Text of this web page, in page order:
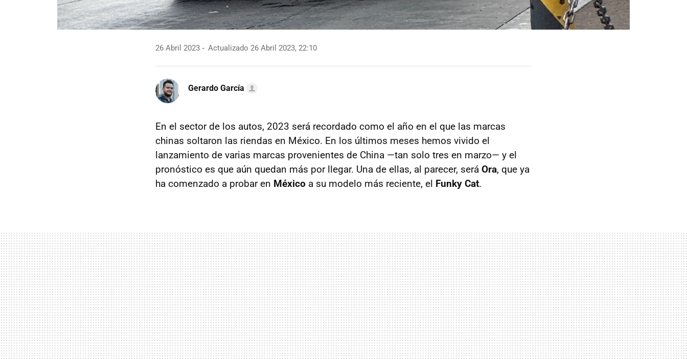
26 Abril 2023 Actualizado 26 Abril 2023, 22:10
Gerardo García
En el sector de los autos, 2023 será recordado como el año en el que las marcas
chinas soltaron las riendas en México. En los últimos meses hemos vivido el
lanzamiento de varias marcas provenientes de China —tan solo tres en marzo— y el
pronóstico es que aún quedan más por llegar. Una de ellas, al parecer, será Ora, que ya
ha comenzado a probar en México a su modelo más reciente, el Funky Cat.